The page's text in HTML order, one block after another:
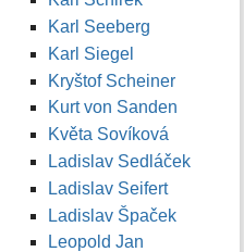
Karl Seeberg
Karl Siegel
Kryštof Scheiner
Kurt von Sanden
Květa Sovíková
Ladislav Sedláček
Ladislav Seifert
Ladislav Špaček
Leopold Jan